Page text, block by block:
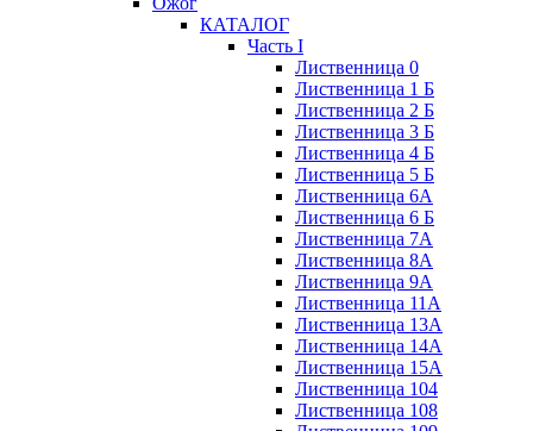
КАТАЛОГ
Часть I
Лиственница 0
Лиственница 1 Б
Лиственница 2 Б
Лиственница 3 Б
Лиственница 4 Б
Лиственница 5 Б
Лиственница 6А
Лиственница 6 Б
Лиственница 7А
Лиственница 8А
Лиственница 9А
Лиственница 11А
Лиственница 13А
Лиственница 14А
Лиственница 15А
Лиственница 104
Лиственница 108